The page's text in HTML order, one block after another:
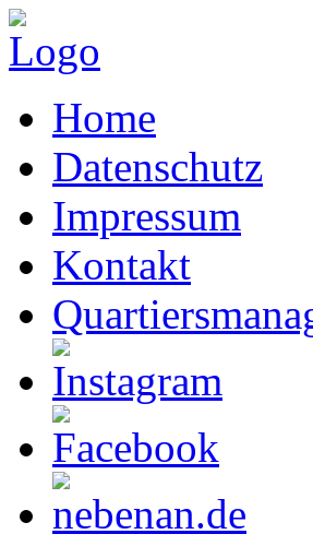
Home
Datenschutz
Impressum
Kontakt